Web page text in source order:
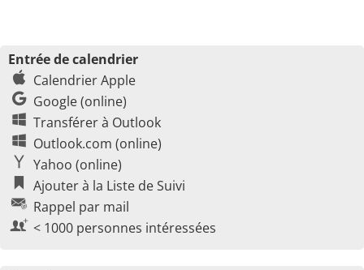
Entrée de calendrier
Calendrier Apple
Google (online)
Transférer à Outlook
Outlook.com (online)
Yahoo (online)
Ajouter à la Liste de Suivi
Rappel par mail
< 1000 personnes intéressées